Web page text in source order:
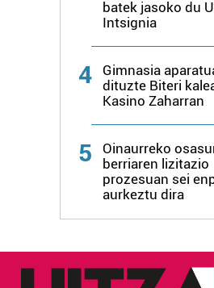
batek jasoko du
Intsignia
4
Gimnasia
dituzte Biteri
Kasino Zaharran
5
Oinaurreko
berriaren lizitazio
prozesuan sei
aurkeztu dira